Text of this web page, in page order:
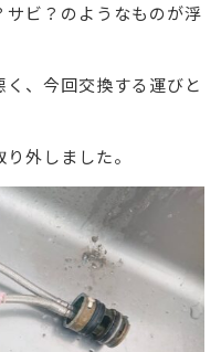
ビ？のようなものが浮
、今回交換する運びと
外しました。